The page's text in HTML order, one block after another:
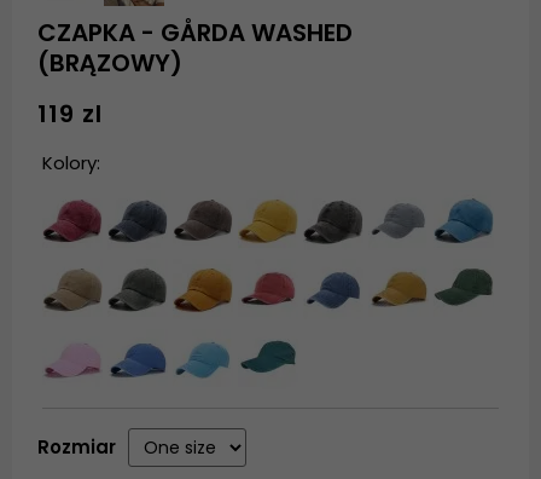
CZAPKA - GÅRDA WASHED
(BRĄZOWY)
119 zl
Kolory:
Rozmiar